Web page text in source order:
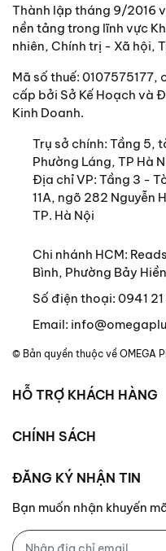
Thành lập tháng 9/2016
nền tảng trong lĩnh vực
nhiên, Chính trị - Xã hội,
Mã số thuế:
cấp bởi Sở Kế Hoạch và
Kinh Doanh.
Trụ sở chính: Tầng 5,
Phường Láng, TP Hà
Địa chỉ VP: Tầng 3 -
11A, ngõ 282 Nguyễn
TP. Hà Nội
Chi nhánh HCM:
Bình, Phường Bảy
Số điện thoại: 0941
Email:
© Bản quyền thuộc về OMEGA
HỖ TRỢ KHÁCH HÀNG
CHÍNH SÁCH
ĐĂNG KÝ NHẬN TIN
Bạn muốn nhận khuyến